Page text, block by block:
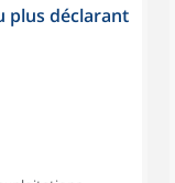
plus déclarant